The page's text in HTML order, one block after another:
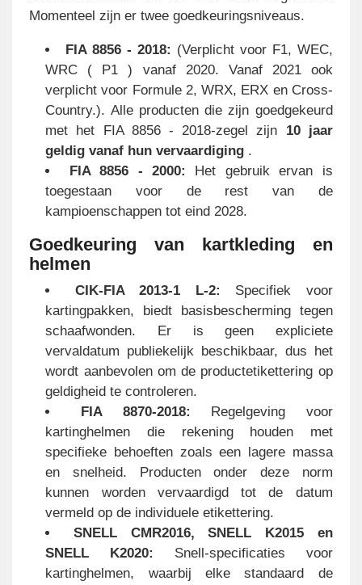
Momenteel zijn er twee goedkeuringsniveaus.
FIA 8856 - 2018: (Verplicht voor F1, WEC,
WRC ( P1 ) vanaf 2020. Vanaf 2021 ook
verplicht voor Formule 2, WRX, ERX en Cross-
Country.). Alle producten die zijn goedgekeurd
met het FIA 8856 - 2018-zegel zijn 10 jaar
geldig vanaf hun vervaardiging .
FIA 8856 - 2000:
Het gebruik ervan is
toegestaan voor de rest van de
kampioenschappen tot eind 2028.
Goedkeuring van kartkleding en
helmen
CIK-FIA 2013-1 L-2: Specifiek voor
kartingpakken, biedt basisbescherming tegen
schaafwonden. Er is geen expliciete
vervaldatum publiekelijk beschikbaar, dus het
wordt aanbevolen om de productetikettering op
geldigheid te controleren.
FIA 8870-2018: Regelgeving voor
kartinghelmen die rekening houden met
specifieke behoeften zoals een lagere massa
en snelheid. Producten onder deze norm
kunnen worden vervaardigd tot de datum
vermeld op de individuele etikettering.
SNELL CMR2016, SNELL K2015 en
SNELL K2020:
Snell-specificaties voor
kartinghelmen, waarbij elke standaard de